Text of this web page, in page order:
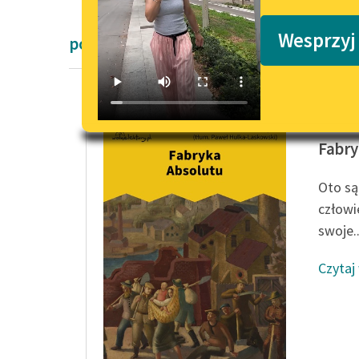
powieści fantastyczne
Oto
Czytaj